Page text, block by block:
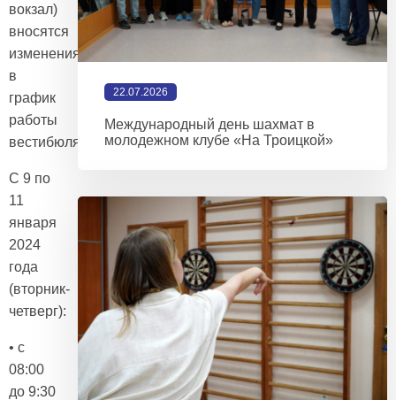
вокзал)
вносятся
изменения
в
график
работы
вестибюля:
С 9 по
11
января
2024
года
(вторник-
четверг):
• с
08:00
до 9:30
22.07.2026
Международный день шахмат в
молодежном клубе «На Троицкой»